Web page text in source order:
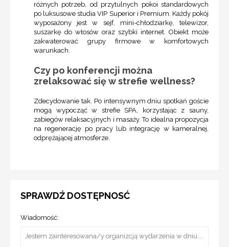
różnych potrzeb, od przytulnych pokoi standardowych
po luksusowe studia VIP Superior i Premium. Każdy pokój
wyposażony jest w sejf, mini-chłodziarkę, telewizor,
suszarkę do włosów oraz szybki internet. Obiekt może
zakwaterować grupy firmowe w komfortowych
warunkach.
Czy po konferencji można
zrelaksować się w strefie wellness?
Zdecydowanie tak. Po intensywnym dniu spotkań goście
mogą wypocząć w strefie SPA, korzystając z sauny,
zabiegów relaksacyjnych i masaży. To idealna propozycja
na regenerację po pracy lub integrację w kameralnej,
odprężającej atmosferze.
SPRAWDŹ DOSTĘPNOSĆ
Wiadomość: